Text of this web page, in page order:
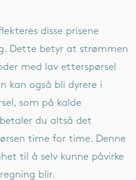
disse prisene
Dette betyr at strømmen
med lav etterspørsel
kan også bli dyrere i
som på kalde
du altså det
time for time. Denne
til å selv kunne påvirke
blir.